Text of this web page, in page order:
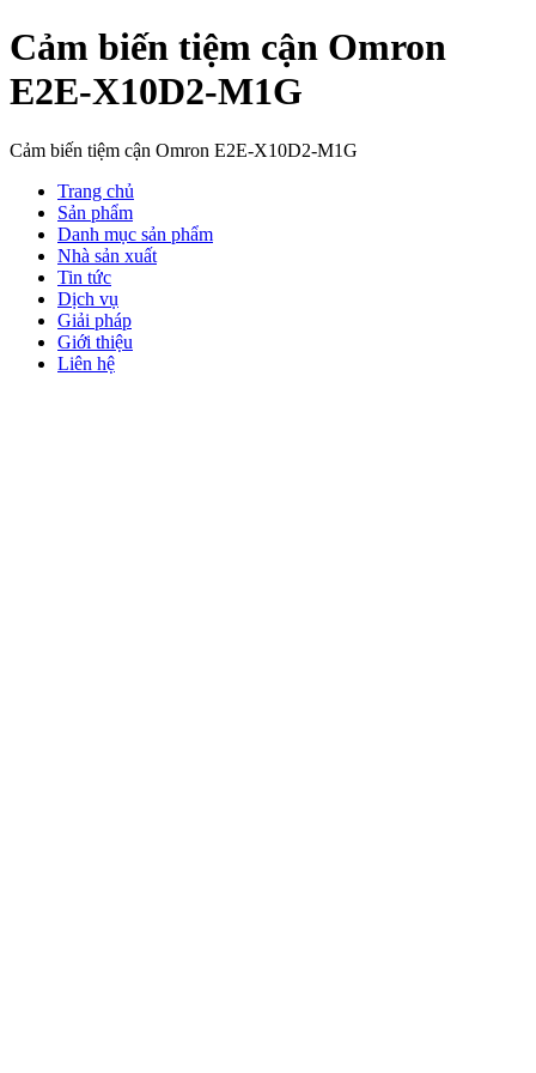
Cảm biến tiệm cận Omron
E2E-X10D2-M1G
Cảm biến tiệm cận Omron E2E-X10D2-M1G
Trang chủ
Sản phẩm
Danh mục sản phẩm
Nhà sản xuất
Tin tức
Dịch vụ
Giải pháp
Giới thiệu
Liên hệ